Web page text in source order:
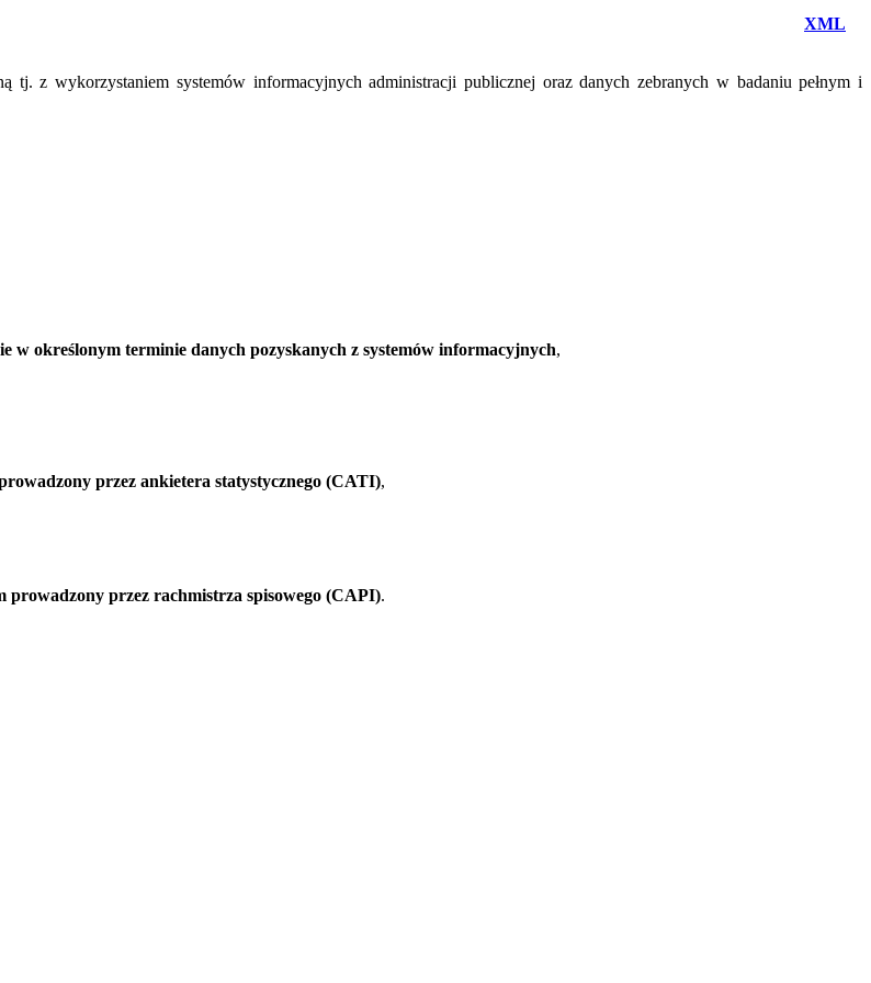
XML
tj. z wykorzystaniem systemów informacyjnych administracji publicznej oraz danych zebranych w badaniu pełnym i
w określonym terminie danych pozyskanych z systemów informacyjnych,
przez ankietera statystycznego (CATI),
przez rachmistrza spisowego (CAPI).